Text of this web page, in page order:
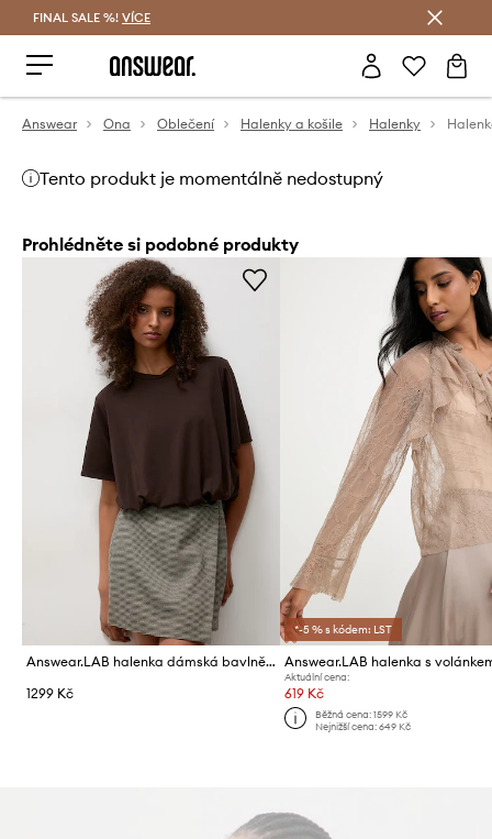
FINAL SALE %! VÍCE
Answear Ona Oblečení Halenky a košile Halenky
Tento produkt je momentálně nedostupný
Prohlédněte si podobné produkty
Answear.LAB halenka dámská bavlněná s elastanem
1299 Kč
*-5 % s kódem: LST
Aktuální cena:
619 Kč
Běžná cena: 1599 Kč
Nejnižší cena: 649 Kč